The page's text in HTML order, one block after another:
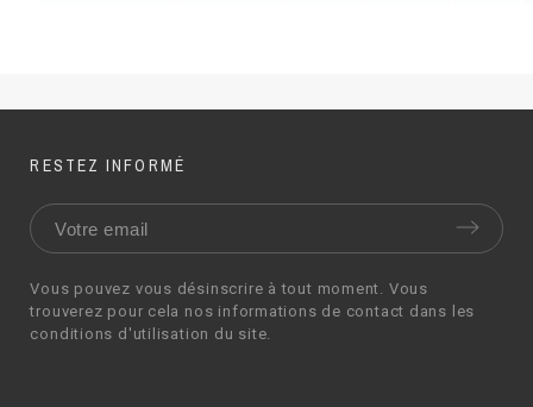
RESTEZ INFORMÉ
Vous pouvez vous désinscrire à tout moment. Vous
trouverez pour cela nos informations de contact dans les
conditions d'utilisation du site.